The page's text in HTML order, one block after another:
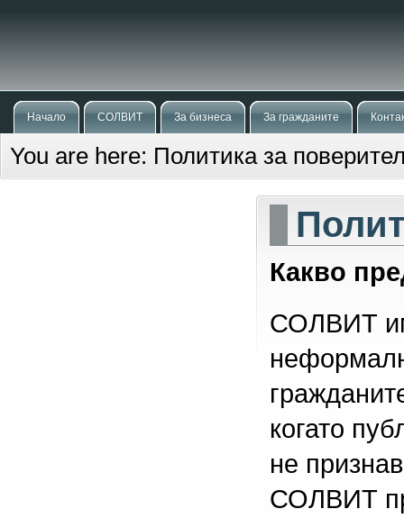
Начало СОЛВИТ За бизнеса За гражданите
You are here: Политика за
Какво
СОЛВИТ
когато
не
СОЛВИТ